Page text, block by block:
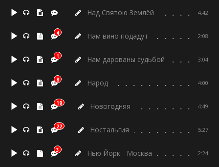
Над Святою Землёй 4:42
4 Нам вино подадут 2:08
1 Нам дарованы судьбой 3:04
8 Народ 4:00
19 Новогодняя 4:49
22 Ностальгия 5:27
3 Нью Йорк - Москва 2:24